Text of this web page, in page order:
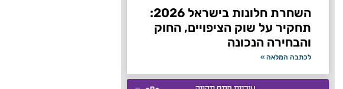
השחרת חלונות בישראל 2026:
תחקיר על שוק הציפויים, החוק
והבחירה הנכונה
לכתבה המלאה »